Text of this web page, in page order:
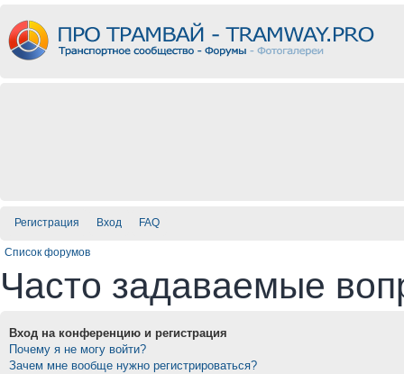
Регистрация Вход FAQ
Список форумов
Часто задаваемые
Вход на конференцию и регистрация
Почему я не могу войти?
Зачем мне вообще нужно регистрироваться?